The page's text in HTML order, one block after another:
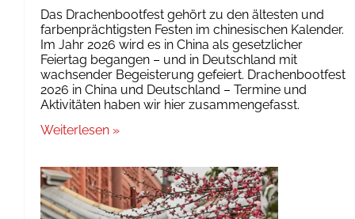
Das Drachenbootfest gehört zu den ältesten und
farbenprächtigsten Festen im chinesischen Kalender.
Im Jahr 2026 wird es in China als gesetzlicher
Feiertag begangen – und in Deutschland mit
wachsender Begeisterung gefeiert. Drachenbootfest
2026 in China und Deutschland – Termine und
Aktivitäten haben wir hier zusammengefasst.
Weiterlesen »